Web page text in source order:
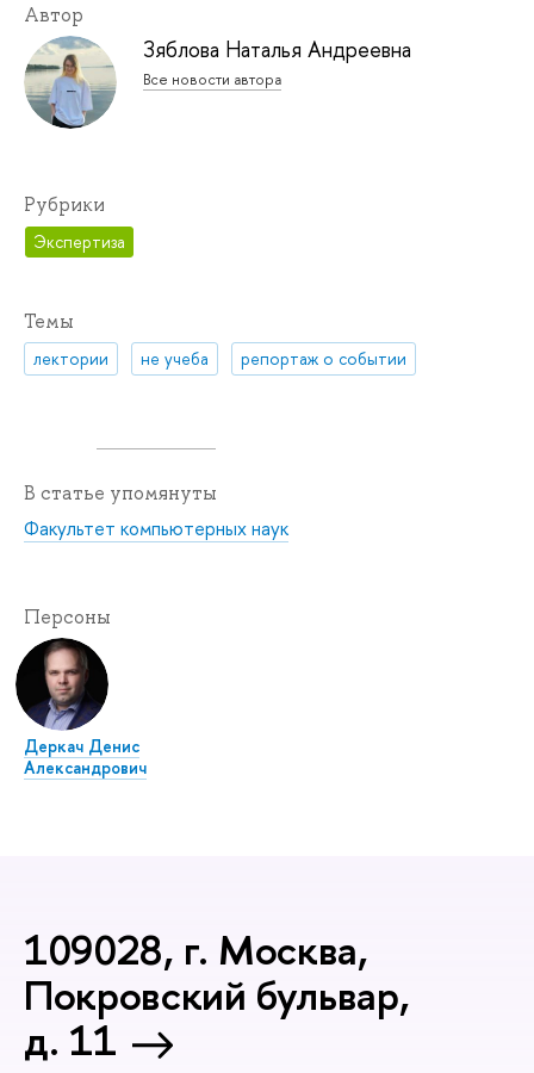
Автор
Зяблова Наталья Андреевна
Все новости автора
Рубрики
Экспертиза
Темы
лектории не учеба репортаж о событии
В статье упомянуты
Факультет компьютерных наук
Персоны
Деркач Денис
Александрович
109028, г. Москва,
Покровский бульвар,
д. 11